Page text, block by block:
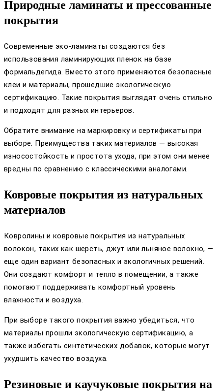
Природные ламинаты и прессованные
покрытия
Современные эко-ламинаты создаются без
использования ламинирующих пленок на базе
формальдегида. Вместо этого применяются безопасные
клеи и материалы, прошедшие экологическую
сертификацию. Такие покрытия выглядят очень стильно
и подходят для разных интерьеров.
Обратите внимание на маркировку и сертификаты при
выборе. Преимущества таких материалов — высокая
износостойкость и простота ухода, при этом они менее
вредны по сравнению с классическими аналогами.
Ковровые покрытия из натуральных
материалов
Ковролины и ковровые покрытия из натуральных
волокон, таких как шерсть, джут или льняное волокно, —
еще один вариант безопасных и экологичных решений.
Они создают комфорт и тепло в помещении, а также
помогают поддерживать комфортный уровень
влажности и воздуха.
При выборе такого покрытия важно убедиться, что
материалы прошли экологическую сертификацию, а
также избегать синтетических добавок, которые могут
ухудшить качество воздуха.
Резиновые и каучуковые покрытия на